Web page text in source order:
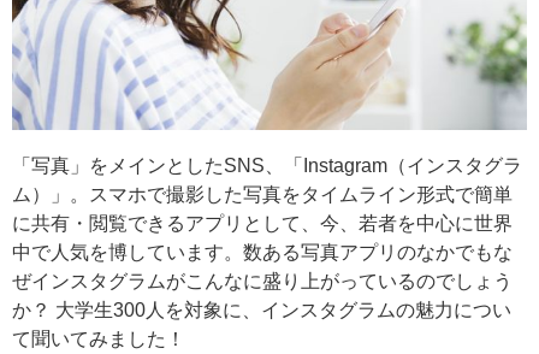
「写真」をメインとしたSNS、「Instagram（インスタグラ
ム）」。スマホで撮影した写真をタイムライン形式で簡単
に共有・閲覧できるアプリとして、今、若者を中心に世界
中で人気を博しています。数ある写真アプリのなかでもな
ぜインスタグラムがこんなに盛り上がっているのでしょう
か？ 大学生300人を対象に、インスタグラムの魅力につい
て聞いてみました！